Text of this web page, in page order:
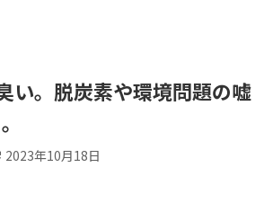
い。脱炭素や環境問題の嘘
2023年10月18日